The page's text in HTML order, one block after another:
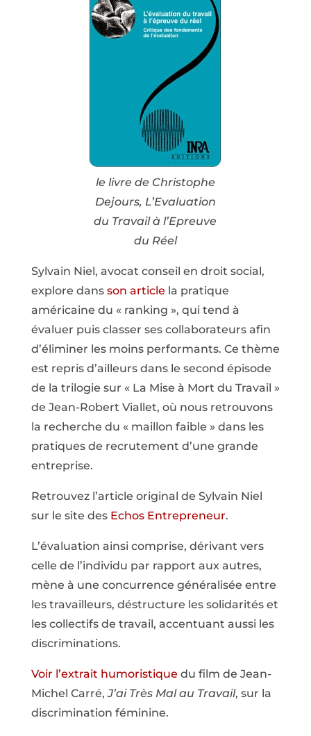
le livre de Christophe
Dejours, L’Evaluation
du Travail à l’Epreuve
du Réel
Sylvain Niel, avocat conseil en droit social,
explore dans son article la pratique
américaine du « ranking », qui tend à
évaluer puis classer ses collaborateurs afin
d’éliminer les moins performants. Ce thème
est repris d’ailleurs dans le second épisode
de la trilogie sur « La Mise à Mort du Travail »
de Jean-Robert Viallet, où nous retrouvons
la recherche du « maillon faible » dans les
pratiques de recrutement d’une grande
entreprise.
Retrouvez l’article original de Sylvain Niel
sur le site des Echos Entrepreneur.
L’évaluation ainsi comprise, dérivant vers
celle de l’individu par rapport aux autres,
mène à une concurrence généralisée entre
les travailleurs, déstructure les solidarités et
les collectifs de travail, accentuant aussi les
discriminations.
Voir l’extrait humoristique du film de Jean-
Michel Carré,J’ai Très Mal au Travail, sur la
discrimination féminine.